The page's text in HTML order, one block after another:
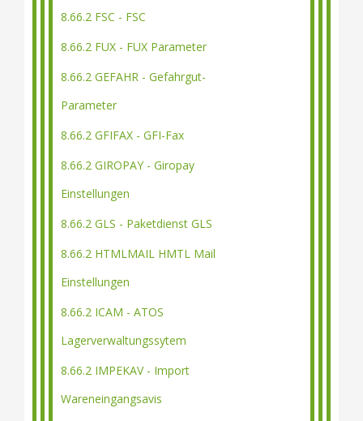
8.66.2 FSC - FSC
8.66.2 FUX - FUX Parameter
8.66.2 GEFAHR - Gefahrgut-
Parameter
8.66.2 GFIFAX - GFI-Fax
8.66.2 GIROPAY - Giropay
Einstellungen
8.66.2 GLS - Paketdienst GLS
8.66.2 HTMLMAIL HMTL Mail
Einstellungen
8.66.2 ICAM - ATOS
Lagerverwaltungssytem
8.66.2 IMPEKAV - Import
Wareneingangsavis